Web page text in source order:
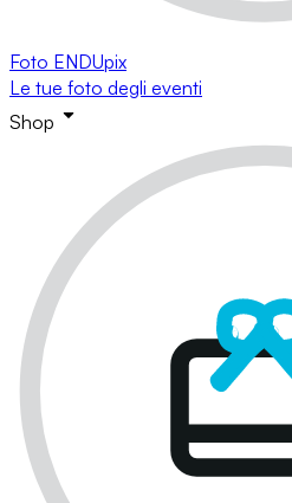
Foto ENDUpix
Le tue foto degli eventi
Shop